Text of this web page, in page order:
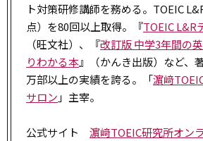
ト対策研修講師を務める。TOEIC
点）を80回以上取得。『TOEIC L&R
（旺文社）、『改訂版 中学3年間の
りわかる本』（かんき出版）など、
万部以上の実績を誇る。「濵﨑
サロン 」主宰。
公式サイト 濵﨑TOEIC研究所オン